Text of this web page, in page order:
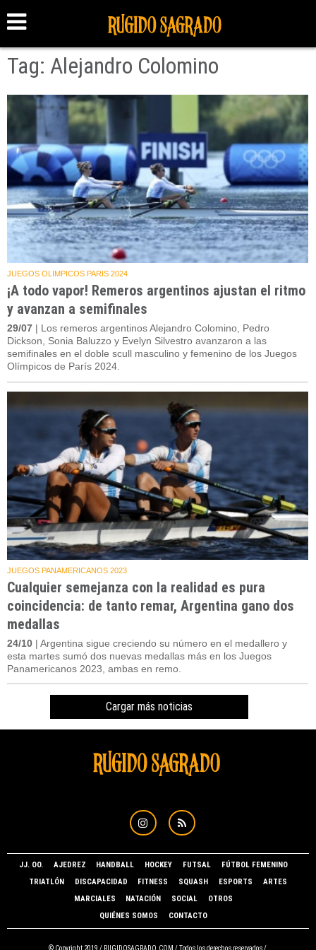
Tag: Alejandro Colomino
JUEGOS OLIMPICOS PARIS 2024
¡A todo vapor! Remeros argentinos ajustan el ritmo
y avanzan a semifinales
29/07 | Los remeros argentinos Alejandro Colomino, Pedro
Dickson, Sonia Baluzzo y Evelyn Silvestro avanzaron a las
semifinales en el doble scull masculino y femenino de los Juegos
Olímpicos de París 2024.
JUEGOS PANAMERICANOS 2023
Cualquier semejanza con la realidad es pura
coincidencia: de tanto remar, Argentina gano dos
medallas
24/10 | Argentina sigue creciendo su número en el medallero y
esta martes sumó dos nuevas medallas más en los Juegos
Panamericanos 2023, ambas en remo.
Cargar más noticias
JJ. OO. AJEDREZ HANDBALL HOCKEY FUTSAL
FÚTBOL FEMENINO
TRIATLÓN
DISCAPACIDAD FITNESS SQUASH ESPORTS
ARTES
MARCIALES
NATACIÓN SOCIAL
OTROS
QUIÉNES SOMOS
CONTACTO
© Copyright 2019 / RUGIDOSAGRADO.COM / Todos los derechos reservados /